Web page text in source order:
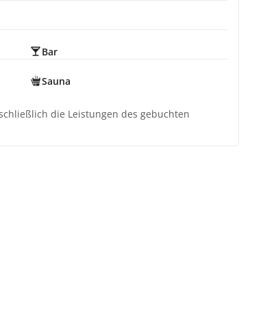
Bar
Sauna
die Leistungen des gebuchten